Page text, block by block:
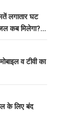
लगातार घट
कब मिलेगा? :
व टीवी का
के लिए बंद